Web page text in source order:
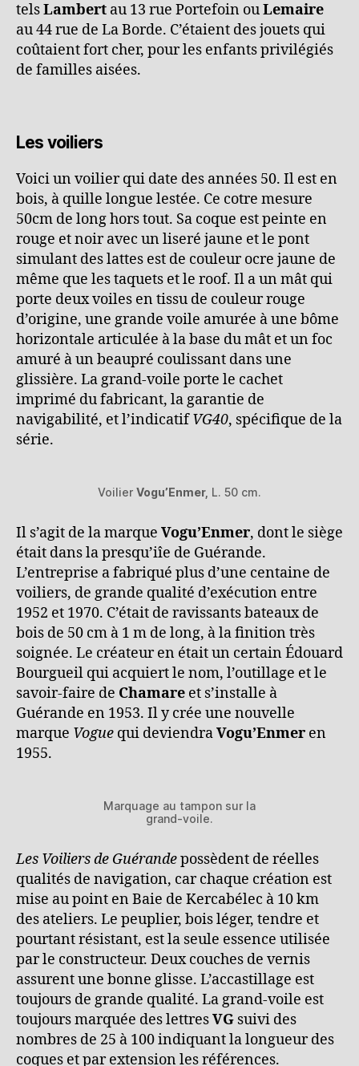
telsLambert au 13 rue Portefoin ouLemaire
au 44 rue de La Borde. C’étaient des jouets qui
coûtaient fort cher, pour les enfants privilégiés
de familles aisées.
Les voiliers
Voici un voilier qui date des années 50. Il est en
bois, à quille longue lestée. Ce cotre mesure
50cm de long hors tout. Sa coque est peinte en
rouge et noir avec un liseré jaune et le pont
simulant des lattes est de couleur ocre jaune de
même que les taquets et le roof. Il a un mât qui
porte deux voiles en tissu de couleur rouge
d’origine, une grande voile amurée à une bôme
horizontale articulée à la base du mât et un foc
amuré à un beaupré coulissant dans une
glissière. La grand-voile porte le cachet
imprimé du fabricant, la garantie de
navigabilité, et l’indicatifVG40, spécifique de la
série.
Voilier Vogu’Enmer, L. 50 cm.
Il s’agit de la marque Vogu’Enmer, dont le siège
était dans la presqu’iîe de Guérande.
L’entreprise a fabriqué plus d’une centaine de
voiliers, de grande qualité d’exécution entre
1952 et 1970. C’était de ravissants bateaux de
bois de 50 cm à 1 m de long, à la finition très
soignée. Le créateur en était un certain Édouard
Bourgueil qui acquiert le nom, l’outillage et le
savoir-faire de Chamare et s’installe à
Guérande en 1953. Il y crée une nouvelle
marque Vogue qui deviendraVogu’Enmer en
1955.
Marquage au tampon sur la
grand-voile.
Les Voiliers de Guérandepossèdent de réelles
qualités de navigation, car chaque création est
mise au point en Baie de Kercabélec à 10 km
des ateliers. Le peuplier, bois léger, tendre et
pourtant résistant, est la seule essence utilisée
par le constructeur. Deux couches de vernis
assurent une bonne glisse. L’accastillage est
toujours de grande qualité. La grand-voile est
toujours marquée des lettresVG suivi des
nombres de 25 à 100 indiquant la longueur des
coques et par extension les références.